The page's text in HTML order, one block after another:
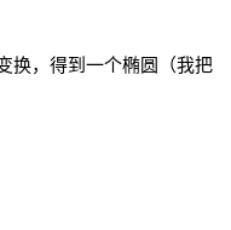
换，得到一个椭圆（我把